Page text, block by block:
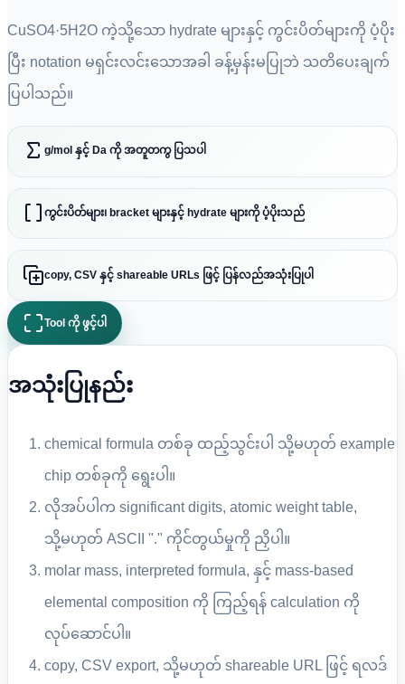
CuSO4·5H2O ကဲ့သို့သော hydrate များနှင့် ကွင်းပိတ်များကို ပံ့ပိုး
ပြီး notation မရှင်းလင်းသောအခါ ခန့်မှန်းမပြုဘဲ သတိပေးချက်
ပြပါသည်။
g/mol နှင့် Da ကို အတူတကွ ပြသပါ
ကွင်းပိတ်များ၊ bracket များနှင့် hydrate များကို ပံ့ပိုးသည်
copy, CSV နှင့် shareable URLs ဖြင့် ပြန်လည်အသုံးပြုပါ
Tool ကို ဖွင့်ပါ
အသုံးပြုနည်း
chemical formula တစ်ခု ထည့်သွင်းပါ သို့မဟုတ် example
chip တစ်ခုကို ရွေးပါ။
လိုအပ်ပါက significant digits, atomic weight table,
သို့မဟုတ် ASCII "." ကိုင်တွယ်မှုကို ညှိပါ။
molar mass, interpreted formula, နှင့် mass-based
elemental composition ကို ကြည့်ရန် calculation ကို
လုပ်ဆောင်ပါ။
copy, CSV export, သို့မဟုတ် shareable URL ဖြင့် ရလဒ်